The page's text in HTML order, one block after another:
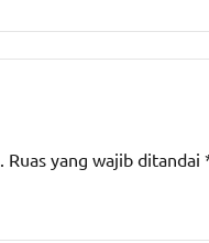
Ruas yang wajib ditandai